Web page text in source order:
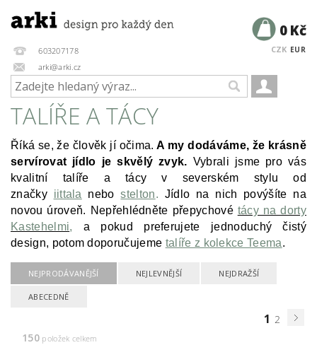
603207178
arki@arki.cz
CZK EUR
0 Kč
TALÍŘE A TÁCY
Říká se, že člověk jí očima. A my dodáváme, že krásně
servírovat jídlo je skvělý zvyk. Vybrali jsme pro vás
kvalitní talíře a tácy v severském stylu od
značky iittala nebostelton. Jídlo na nich povýšíte na
novou úroveň. Nepřehlédněte přepychové tácy na dorty
Kastehelmi, a pokud preferujete jednoduchý čistý
design, potom doporučujeme talíře z kolekce Teema.
NEJPRODÁVANĚJŠÍ NEJLEVNĚJŠÍ NEJDRAŽŠÍ
ABECEDNĚ
1 2
150položek celkem